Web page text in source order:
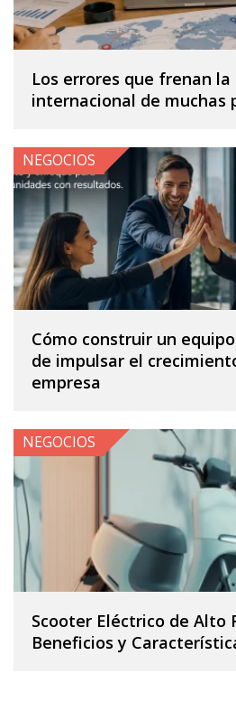
Los errores que frenan la
internacional de muchas
Cómo construir un
de impulsar el
empresa
NEGOCIOS
Scooter Eléctrico de Alto
Beneficios y
NEGOCIOS